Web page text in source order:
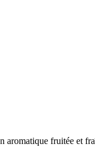
fruitée et